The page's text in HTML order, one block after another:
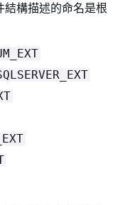
結構描述的命名是根